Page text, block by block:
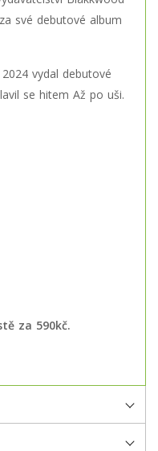
své debutové album
vydal debutové
se hitem Až po uši.
za 590kč.